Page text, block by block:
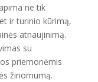
ne tik
ir turinio kūrimą,
atnaujinimą.
su
priemonėmis
žinomumą.